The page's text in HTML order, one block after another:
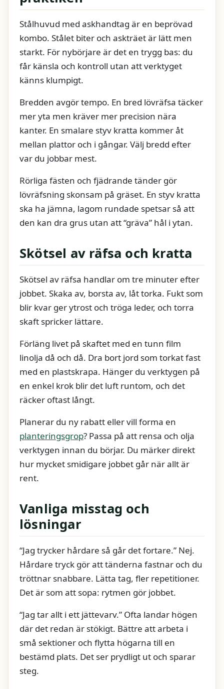
Stålhuvud med askhandtag är en beprövad
kombo. Stålet biter och askträet är lätt men
starkt. För nybörjare är det en trygg bas: du
får känsla och kontroll utan att verktyget
känns klumpigt.
Bredden avgör tempo. En bred lövräfsa täcker
mer yta men kräver mer precision nära
kanter. En smalare styv kratta kommer åt
mellan plattor och i gångar. Välj bredd efter
var du jobbar mest.
Rörliga fästen och fjädrande tänder gör
lövräfsning skonsam på gräset. En styv kratta
ska ha jämna, lagom rundade spetsar så att
den kan dra grus utan att “gräva” hål i ytan.
Skötsel av räfsa och kratta
Skötsel av räfsa handlar om tre minuter efter
jobbet. Skaka av, borsta av, låt torka. Fukt som
blir kvar ger ytrost och tröga leder, och torra
skaft spricker lättare.
Förläng livet på skaftet med en tunn film
linolja då och då. Dra bort jord som torkat fast
med en plastskrapa. Hänger du verktygen på
en enkel krok blir det luft runtom, och det
räcker oftast långt.
Planerar du ny rabatt eller vill forma en
planteringsgrop? Passa på att rensa och olja
verktygen innan du börjar. Du märker direkt
hur mycket smidigare jobbet går när allt är
rent.
Vanliga misstag och
lösningar
“Jag trycker hårdare så går det fortare.” Nej.
Hårdare tryck gör att tänderna fastnar och du
tröttnar snabbare. Lätta tag, fler repetitioner.
Det är som att sopa: rytmen gör jobbet.
“Jag tar allt i ett jättevarv.” Ofta landar högen
där det redan är stökigt. Bättre att arbeta i
små sektioner och flytta högarna till en
bestämd plats. Det ser prydligt ut och sparar
steg.